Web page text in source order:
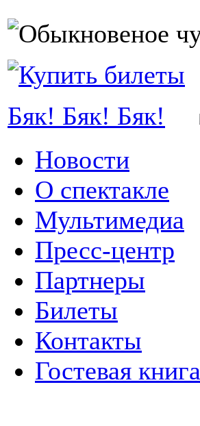
Бяк! Бяк! Бяк!
Новости
О спектакле
Мультимедиа
Пресс-центр
Партнеры
Билеты
Контакты
Гостевая книга